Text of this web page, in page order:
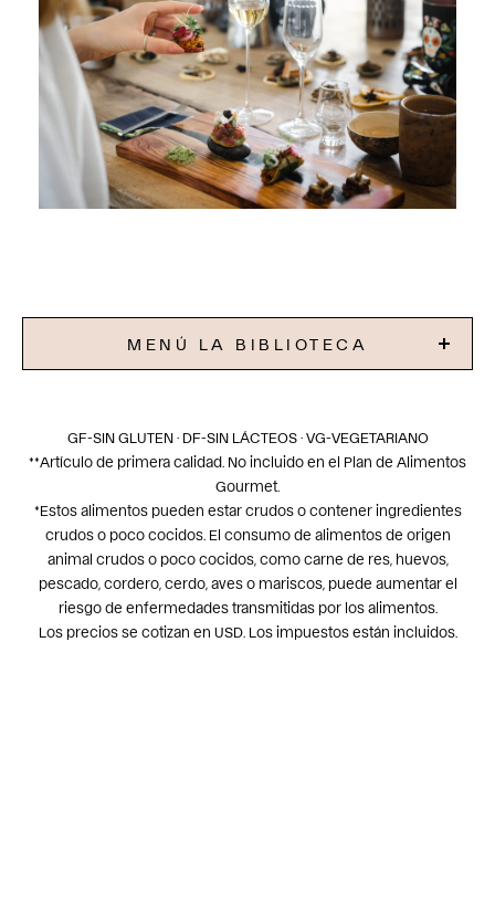
MENÚ LA BIBLIOTECA
GF-SIN GLUTEN · DF-SIN LÁCTEOS · VG-VEGETARIANO
**Artículo de primera calidad. No incluido en el Plan de Alimentos
Gourmet.
*Estos alimentos pueden estar crudos o contener ingredientes
crudos o poco cocidos. El consumo de alimentos de origen
animal crudos o poco cocidos, como carne de res, huevos,
pescado, cordero, cerdo, aves o mariscos, puede aumentar el
riesgo de enfermedades transmitidas por los alimentos.
Los precios se cotizan en USD. Los impuestos están incluidos.